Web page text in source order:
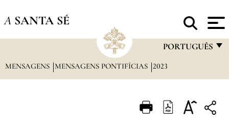
A SANTA SÉ
PORTUGUÊS
FRANÇAIS
ITALIANO
MENSAGENS MENSAGENS PONTIFÍCIAS 2023